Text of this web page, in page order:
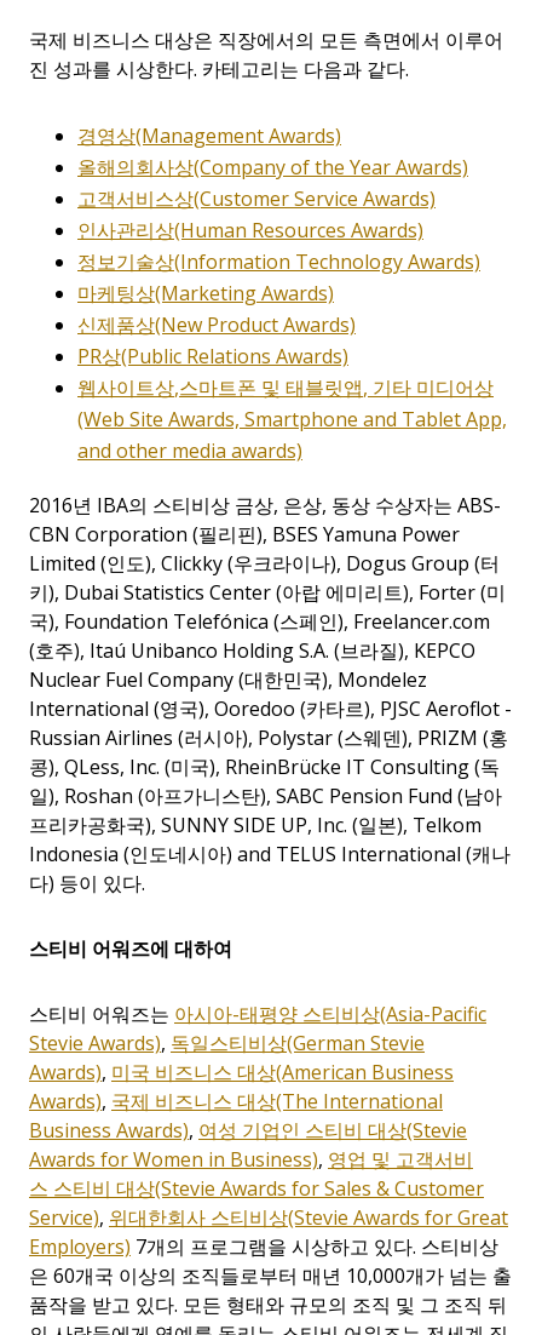
국제 비즈니스 대상은 직장에서의 모든 측면에서 이루어
진 성과를 시상한다. 카테고리는 다음과 같다.
경영상(Management Awards)
올해의회사상(Company of the Year Awards)
고객서비스상(Customer Service Awards)
인사관리상(Human Resources Awards)
정보기술상(Information Technology Awards)
마케팅상(Marketing Awards)
신제품상(New Product Awards)
PR상(Public Relations Awards)
웹사이트상,스마트폰 및 태블릿앱, 기타 미디어상
(Web Site Awards, Smartphone and Tablet App,
and other media awards)
2016년 IBA의 스티비상 금상, 은상, 동상 수상자는 ABS-
CBN Corporation (필리핀), BSES Yamuna Power
Limited (인도), Clickky (우크라이나), Dogus Group (터
키), Dubai Statistics Center (아랍 에미리트), Forter (미
국), Foundation Telefónica (스페인), Freelancer.com
(호주), Itaú Unibanco Holding S.A. (브라질), KEPCO
Nuclear Fuel Company (대한민국), Mondelez
International (영국), Ooredoo (카타르), PJSC Aeroflot -
Russian Airlines (러시아), Polystar (스웨덴), PRIZM (홍
콩), QLess, Inc. (미국), RheinBrücke IT Consulting (독
일), Roshan (아프가니스탄), SABC Pension Fund (남아
프리카공화국), SUNNY SIDE UP, Inc. (일본), Telkom
Indonesia (인도네시아) and TELUS International (캐나
다) 등이 있다.
스티비 어워즈에 대하여
스티비 어워즈는 아시아-태평양 스티비상(Asia-Pacific
Stevie Awards), 독일스티비상(German Stevie
Awards), 미국 비즈니스 대상(American Business
Awards), 국제 비즈니스 대상(The International
Business Awards), 여성 기업인 스티비 대상(Stevie
Awards for Women in Business), 영업 및 고객서비
스 스티비 대상(Stevie Awards for Sales & Customer
Service), 위대한회사 스티비상(Stevie Awards for Great
Employers) 7개의 프로그램을 시상하고 있다. 스티비상
은 60개국 이상의 조직들로부터 매년 10,000개가 넘는 출
품작을 받고 있다. 모든 형태와 규모의 조직 및 그 조직 뒤